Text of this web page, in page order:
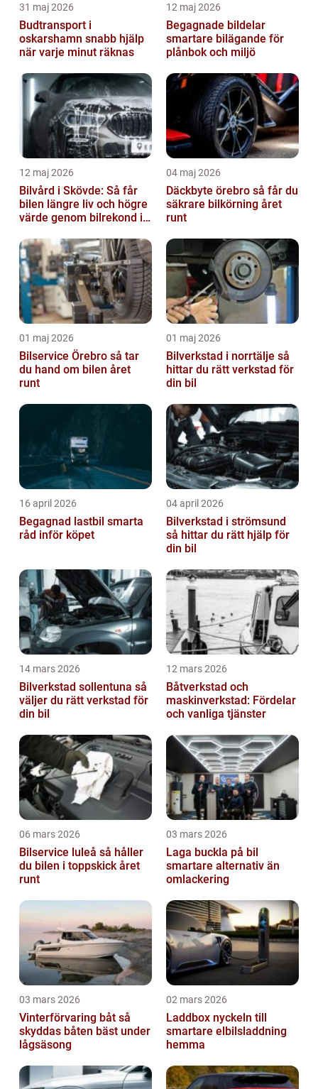
31 maj 2026
Budtransport i
oskarshamn snabb hjälp
när varje minut räknas
12 maj 2026
Begagnade bildelar
smartare bilägande för
plånbok och miljö
12 maj 2026
Bilvård i Skövde: Så får
bilen längre liv och högre
värde genom bilrekond i
04 maj 2026
Däckbyte örebro så får du
säkrare bilkörning året
runt
01 maj 2026
Bilservice Örebro så tar
du hand om bilen året
runt
01 maj 2026
Bilverkstad i norrtälje så
hittar du rätt verkstad för
din bil
16 april 2026
Begagnad lastbil smarta
råd inför köpet
04 april 2026
Bilverkstad i strömsund
så hittar du rätt hjälp för
din bil
14 mars 2026
Bilverkstad sollentuna så
väljer du rätt verkstad för
din bil
12 mars 2026
Båtverkstad och
maskinverkstad: Fördelar
och vanliga tjänster
06 mars 2026
Bilservice luleå så håller
du bilen i toppskick året
runt
03 mars 2026
Laga buckla på bil
smartare alternativ än
omlackering
03 mars 2026
Vinterförvaring båt så
skyddas båten bäst under
lågsäsong
02 mars 2026
Laddbox nyckeln till
smartare elbilsladdning
hemma